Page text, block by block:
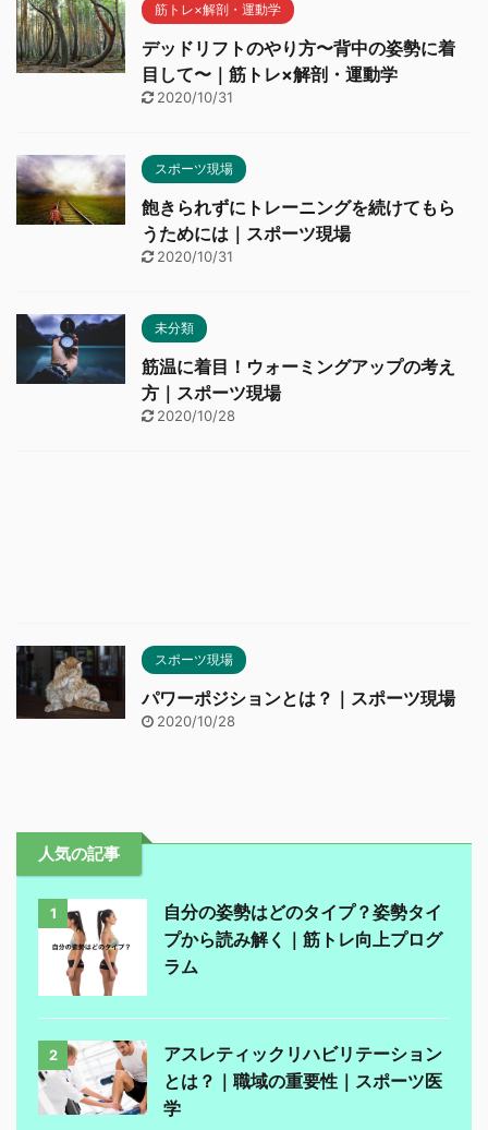
筋トレ×解剖・運動学
デッドリフトのやり方〜背中の姿勢に着
目して〜｜筋トレ×解剖・運動学
2020/10/31
スポーツ現場
飽きられずにトレーニングを続けてもら
うためには｜スポーツ現場
2020/10/31
未分類
筋温に着目！ウォーミングアップの考え
方｜スポーツ現場
2020/10/28
スポーツ現場
パワーポジションとは？｜スポーツ現場
2020/10/28
人気の記事
1
自分の姿勢はどのタイプ？姿勢タイ
プから読み解く｜筋トレ向上プログ
ラム
2
アスレティックリハビリテーション
とは？｜職域の重要性｜スポーツ医
学